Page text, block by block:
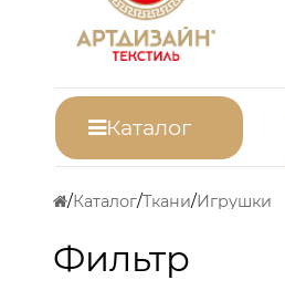
Каталог
Каталог Ткани Игрушки
Фильтр